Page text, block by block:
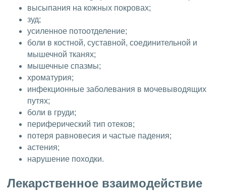
высыпания на кожных покровах;
зуд;
усиленное потоотделение;
боли в костной, суставной, соединительной и
мышечной тканях;
мышечные спазмы;
хроматурия;
инфекционные заболевания в мочевыводящих
путях;
боли в груди;
периферический тип отеков;
потеря равновесия и частые падения;
астения;
нарушение походки.
Лекарственное взаимодействие